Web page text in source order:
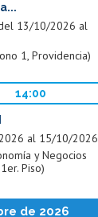
13/10/2026 al
1, Providencia)
14:00
al 15/10/2026
y Negocios
Piso)
de 2026